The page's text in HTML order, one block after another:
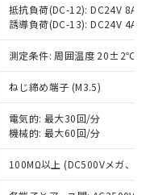
抵抗負荷(DC-12): DC24V 8A/
誘導負荷(DC-13): DC24V 4A/
測定条件: 周囲温度 20±2℃、
ねじ締め端子 (M3.5)
電気的: 最大30回/分
機械的: 最大60回/分
100MΩ以上 (DC500Vメガ、点
機器事業取扱
び標準価格
だくもので
る商品もある
照会結果は、
での社内デー
のであり、閲
在庫および標
たは確認中の
無形物で、有
です。
有部品として
た場合などや
ます。
以下、 カド
リ臭化ビフェニル
が中国RoHSの
ます。
が中国RoHSの
します。
売部門へお問
：
、 Cd(カドミウ
のうち、外国
定める商品
いう）を輸出
場合は、日本
役務取引許
要な手続きを